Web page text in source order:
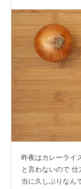
昨夜はカレーライ
と言わないので
当に久しぶりなん